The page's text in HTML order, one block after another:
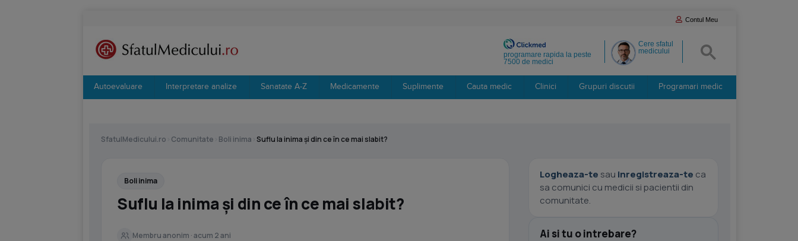
Contul Meu
Cere sfatul
medicului
programare rapida la peste
7500 de medici
Autoevaluare Interpretare analize Sanatate A-Z Medicamente Suplimente Cauta medic Clinici Grupuri discutii Programari medic
SfatulMedicului.ro Comunitate Boli inima Suflu la inima și din ce în ce mai slabit?
Boli inima
Suflu la inima și din ce în ce mai slabit?
Membru anonim · acum 2 ani
Logheaza-te sau inregistreaza-te ca
sa comunici cu medicii si pacientii din
comunitate.
Ai si tu o intrebare?